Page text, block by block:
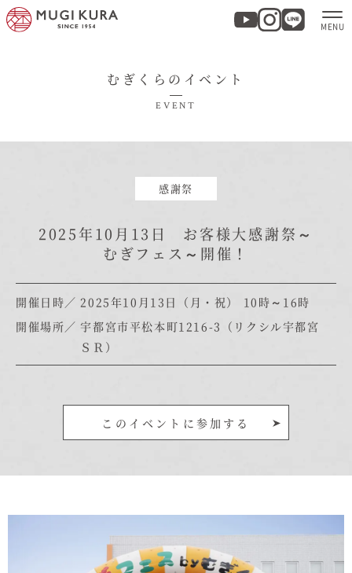
家づくりについて
むぎくらについて
ニュース ブログ
イベント
むぎくらのイベント
EVENT
感謝祭
2025年10月13日 お客様大感謝祭～
むぎフェス～開催！
開催日時 2025年10月13日（月・祝）
10時～16時
開催場所
宇都宮市平松本町1216-3（リクシル宇都宮
ＳＲ）
このイベントに参加する